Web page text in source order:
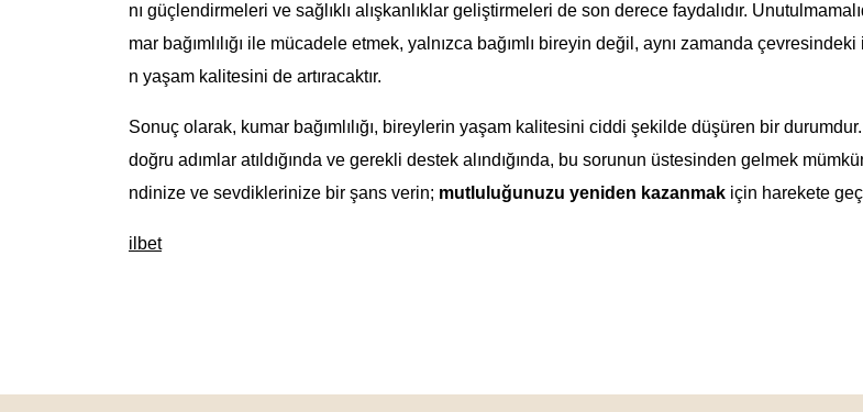
nı güçlendirmeleri ve sağlıklı alışkanlıklar geliştirmeleri de son derece faydalıdır.
mar bağımlılığı ile mücadele etmek, yalnızca bağımlı bireyin değil, aynı zamanda çevresindeki
n yaşam kalitesini de artıracaktır.
Sonuç olarak, kumar bağımlılığı, bireylerin yaşam kalitesini ciddi şekilde düşüren bir
doğru adımlar atıldığında ve gerekli destek alındığında, bu sorunun üstesinden gelmek
ndinize ve sevdiklerinize bir şans verin; mutluluğunuzu yeniden kazanmak için harekete
ilbet